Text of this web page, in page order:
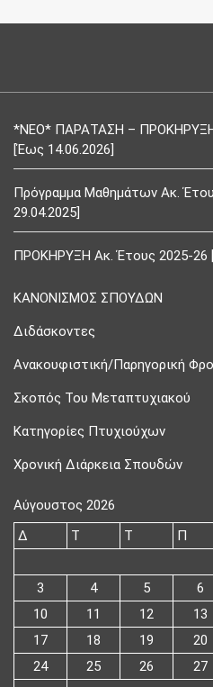
*ΝΕΟ* ΠΑΡΑΤΑΣΗ –
[Έως 14.06.2026]
Πρόγραμμα Μαθημάτων Ακ.
29.04.2025]
ΠΡΟΚΗΡΥΞΗ Ακ. Έτους 2025-26
ΚΑΝΟΝΙΣΜΟΣ ΣΠΟΥΔΩΝ
Διδάσκοντες
Ανακουφιστική/Παρηγορική
Σκοπός Του Μεταπτυχιακού
Κατηγορίες Πτυχιούχων
Χρονική Διάρκεια Σπουδών
Αύγουστος 2026
Δ
Τ Τ Π
3
4 5 6
10
11 12 13
17
18 19 20
24
25 26 27